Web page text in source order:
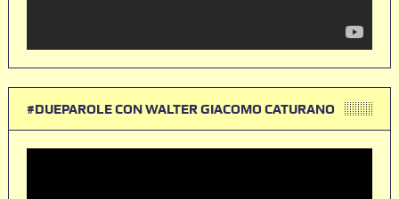
#DUEPAROLE CON WALTER GIACOMO CATURANO